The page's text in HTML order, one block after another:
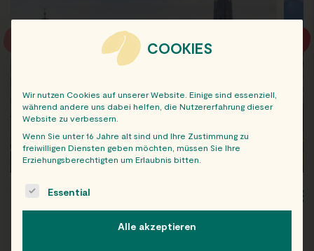
WIEN
COOKIES
Wir nutzen Cookies auf unserer Website. Einige sind essenziell,
während andere uns dabei helfen, die Nutzererfahrung dieser
Website zu verbessern.
Wenn Sie unter 16 Jahre alt sind und Ihre Zustimmung zu
freiwilligen Diensten geben möchten, müssen Sie Ihre
Erziehungsberechtigten um Erlaubnis bitten.
The following is a list of service groups for which consent
Essential
Alle akzeptieren